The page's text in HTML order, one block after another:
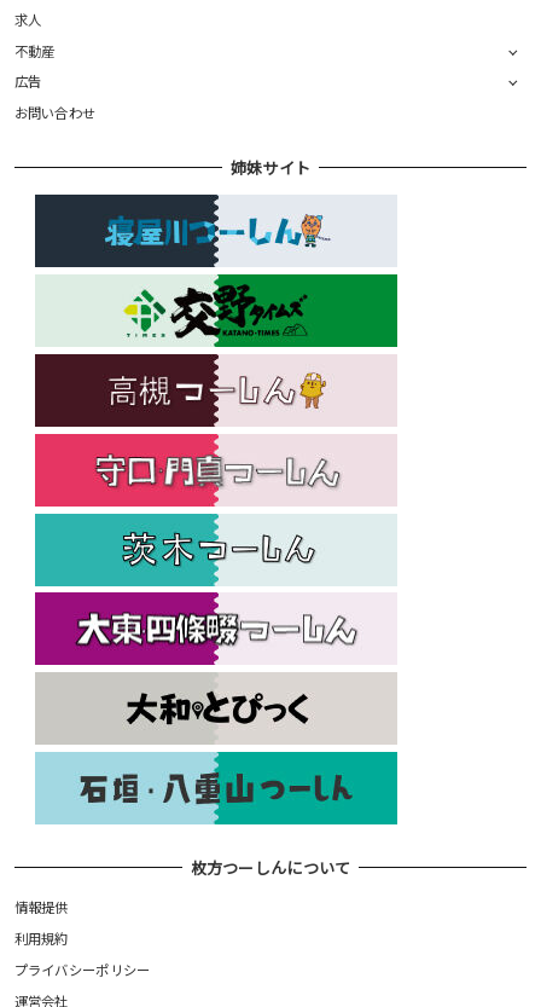
求人
不動産
広告
お問い合わせ
姉妹サイト
枚方つーしんについて
情報提供
利用規約
プライバシーポリシー
運営会社